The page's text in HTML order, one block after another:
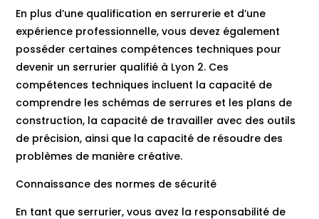
En plus d’une qualification en serrurerie et d’une
expérience professionnelle, vous devez également
posséder certaines compétences techniques pour
devenir un serrurier qualifié à Lyon 2. Ces
compétences techniques incluent la capacité de
comprendre les schémas de serrures et les plans de
construction, la capacité de travailler avec des outils
de précision, ainsi que la capacité de résoudre des
problèmes de manière créative.
Connaissance des normes de sécurité
En tant que serrurier, vous avez la responsabilité de